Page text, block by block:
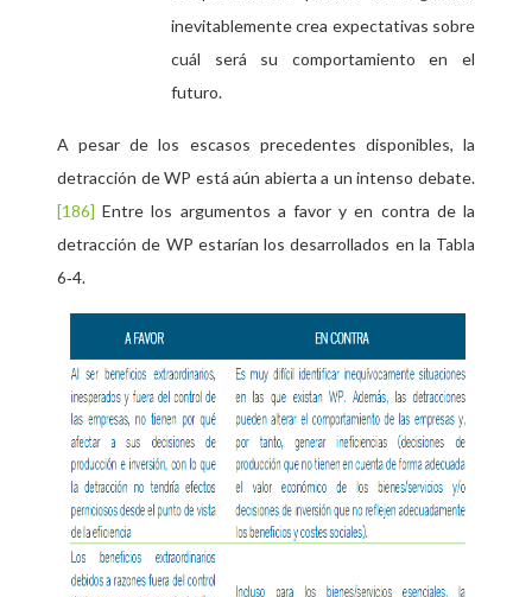
inevitablemente crea expectativas sobre
cuál será su comportamiento en el
futuro.
A pesar de los escasos precedentes disponibles, la
detracción de WP está aún abierta a un intenso debate.
[186] Entre los argumentos a favor y en contra de la
detracción de WP estarían los desarrollados en la Tabla
6‑4.